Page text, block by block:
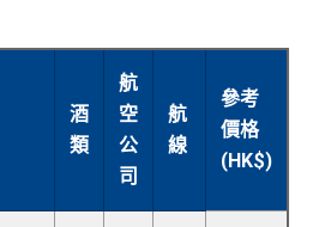
酒
類
航
空
公
司
航
線
參考
價格
(HK$)